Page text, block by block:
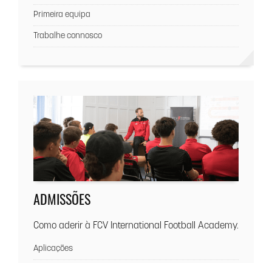
Primeira equipa
Trabalhe connosco
ADMISSÕES
Como aderir à FCV International Football Academy.
Aplicações